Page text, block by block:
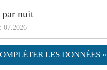
par nuit
07.2026
LES DONNÉES »